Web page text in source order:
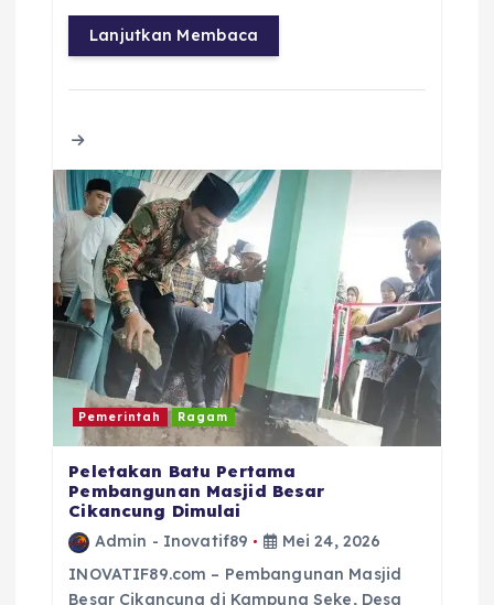
a
c
e
o
k
w
it
te
h
a
ts
p
m
ai
l
a re
Lanjutkan Membaca
Pemerintah Ragam
Peletakan Batu Pertama
Pembangunan Masjid Besar
Cikancung Dimulai
Admin - Inovatif89
Mei 24, 2026
INOVATIF89.com – Pembangunan Masjid
Besar Cikancung di Kampung Seke, Desa